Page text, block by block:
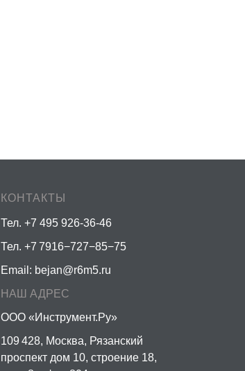
КОНТАКТЫ
Тел. +7 495 926-36-46
Тел. +7 7916−727−85−75
Email: bejan@r6m5.ru
НАШ АДРЕС
ООО «Инструмент.Ру»
109 428, Москва, Рязанский
проспект дом 10, строение 18,